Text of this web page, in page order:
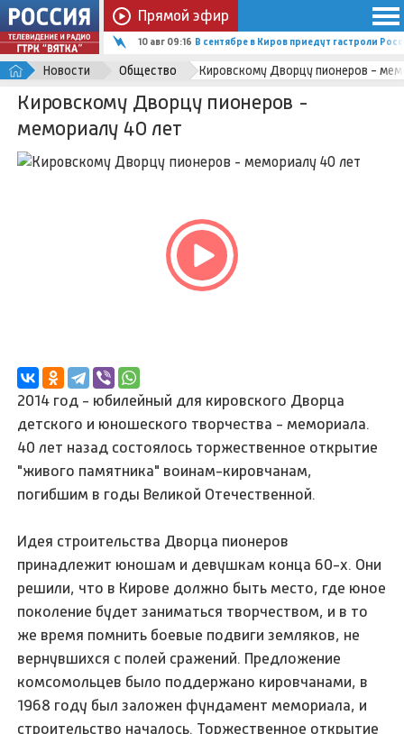
Прямой эфир
10 авг 09:16 В сентябре в Киров приедут гастроли
Новости Общество Кировскому Дворцу пионеров -
Кировскому Дворцу пионеров -
мемориалу 40 лет
2014 год - юбилейный для кировского Дворца
детского и юношеского творчества - мемориала.
40 лет назад состоялось торжественное открытие
"живого памятника" воинам-кировчанам,
погибшим в годы Великой Отечественной.
Идея строительства Дворца пионеров
принадлежит юношам и девушкам конца 60-х. Они
решили, что в Кирове должно быть место, где юное
поколение будет заниматься творчеством, и в то
же время помнить боевые подвиги земляков, не
вернувшихся с полей сражений. Предложение
комсомольцев было поддержано кировчанами, в
1968 году был заложен фундамент мемориала, и
строительство началось. Торжественное открытие